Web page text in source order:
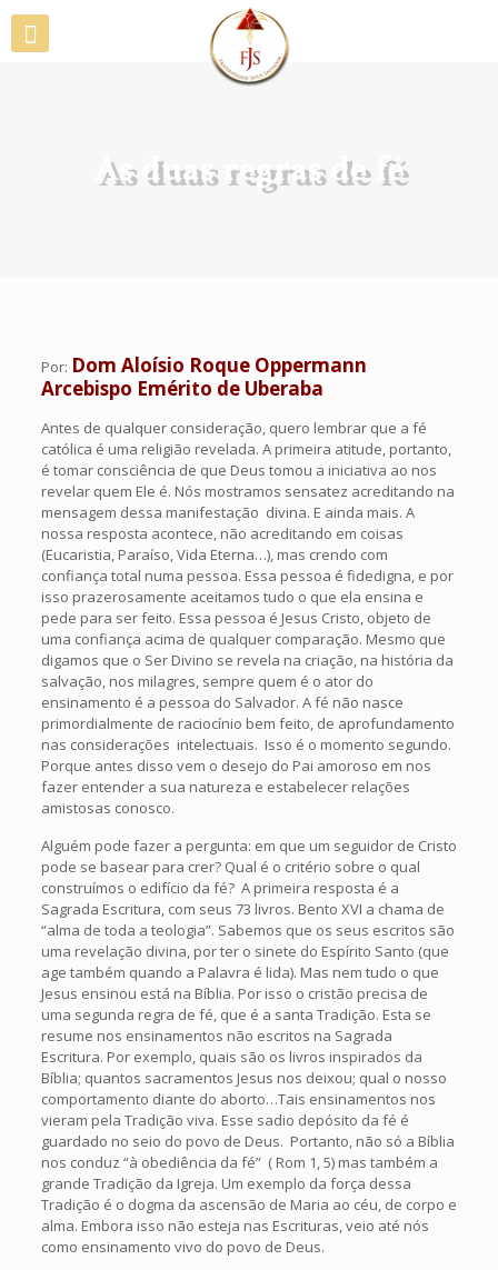
As duas regras de fé
Por: Dom Aloísio Roque Oppermann
Arcebispo Emérito de Uberaba
Antes de qualquer consideração, quero lembrar que a fé
católica é uma religião revelada. A primeira atitude, portanto,
é tomar consciência de que Deus tomou a iniciativa ao nos
revelar quem Ele é. Nós mostramos sensatez acreditando na
mensagem dessa manifestação divina. E ainda mais. A
nossa resposta acontece, não acreditando em coisas
(Eucaristia, Paraíso, Vida Eterna…), mas crendo com
confiança total numa pessoa. Essa pessoa é fidedigna, e por
isso prazerosamente aceitamos tudo o que ela ensina e
pede para ser feito. Essa pessoa é Jesus Cristo, objeto de
uma confiança acima de qualquer comparação. Mesmo que
digamos que o Ser Divino se revela na criação, na história da
salvação, nos milagres, sempre quem é o ator do
ensinamento é a pessoa do Salvador. A fé não nasce
primordialmente de raciocínio bem feito, de aprofundamento
nas considerações intelectuais. Isso é o momento segundo.
Porque antes disso vem o desejo do Pai amoroso em nos
fazer entender a sua natureza e estabelecer relações
amistosas conosco.
Alguém pode fazer a pergunta: em que um seguidor de Cristo
pode se basear para crer? Qual é o critério sobre o qual
construímos o edifício da fé? A primeira resposta é a
Sagrada Escritura, com seus 73 livros. Bento XVI a chama de
“alma de toda a teologia”. Sabemos que os seus escritos são
uma revelação divina, por ter o sinete do Espírito Santo (que
age também quando a Palavra é lida). Mas nem tudo o que
Jesus ensinou está na Bíblia. Por isso o cristão precisa de
uma segunda regra de fé, que é a santa Tradição. Esta se
resume nos ensinamentos não escritos na Sagrada
Escritura. Por exemplo, quais são os livros inspirados da
Bíblia; quantos sacramentos Jesus nos deixou; qual o nosso
comportamento diante do aborto…Tais ensinamentos nos
vieram pela Tradição viva. Esse sadio depósito da fé é
guardado no seio do povo de Deus. Portanto, não só a Bíblia
nos conduz “à obediência da fé” ( Rom 1, 5) mas também a
grande Tradição da Igreja. Um exemplo da força dessa
Tradição é o dogma da ascensão de Maria ao céu, de corpo e
alma. Embora isso não esteja nas Escrituras, veio até nós
como ensinamento vivo do povo de Deus.